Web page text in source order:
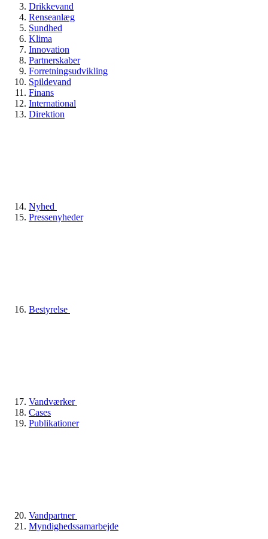
Drikkevand
Renseanlæg
Sundhed
Klima
Innovation
Partnerskaber
Forretningsudvikling
Spildevand
Finans
International
Direktion
Nyhed
Pressenyheder
Bestyrelse
Vandværker
Cases
Publikationer
Vandpartner
Myndighedssamarbejde